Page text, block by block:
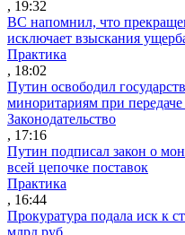
, 19:32
ВС напомнил, что
исключает взыскания
Практика
, 18:02
Путин освободил
миноритариям при
Законодательство
, 17:16
Путин подписал закон о
всей цепочке поставок
Практика
, 16:44
Прокуратура подала иск к
млрд руб.